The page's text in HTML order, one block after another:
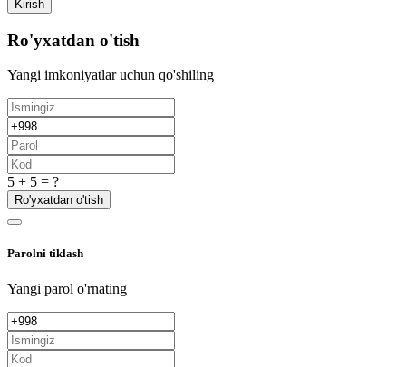
Kirish
Ro'yxatdan o'tish
Yangi imkoniyatlar uchun qo'shiling
5 + 5 = ?
Ro'yxatdan o'tish
Parolni tiklash
Yangi parol o'rnating